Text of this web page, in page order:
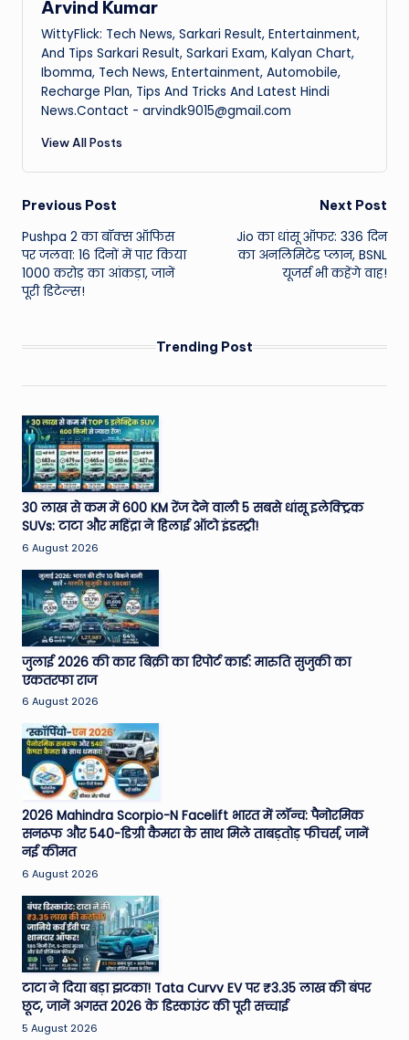
Arvind Kumar
WittyFlick: Tech News, Sarkari Result, Entertainment,
And Tips Sarkari Result, Sarkari Exam, Kalyan Chart,
Ibomma, Tech News, Entertainment, Automobile,
Recharge Plan, Tips And Tricks And Latest Hindi
News.Contact - arvindk9015@gmail.com
View All Posts
Post
navigation
Previous Post
Pushpa 2 का बॉक्स ऑफिस
पर जलवा: 16 दिनों में पार किया
1000 करोड़ का आंकड़ा, जानें
पूरी डिटेल्स!
Next Post
Jio का धांसू ऑफर: 336 दिन
का अनलिमिटेड प्लान, BSNL
यूजर्स भी कहेंगे वाह!
Trending Post
30 लाख से कम में 600 KM रेंज देने वाली 5 सबसे धांसू इलेक्ट्रिक
SUVs: टाटा और महिंद्रा ने हिलाई ऑटो इंडस्ट्री!
6 August 2026
जुलाई 2026 की कार बिक्री का रिपोर्ट कार्ड: मारुति सुजुकी का
एकतरफा राज
6 August 2026
2026 Mahindra Scorpio-N Facelift भारत में लॉन्च: पैनोरमिक
सनरूफ और 540-डिग्री कैमरा के साथ मिले ताबड़तोड़ फीचर्स, जानें
नई कीमत
6 August 2026
टाटा ने दिया बड़ा झटका! Tata Curvv EV पर ₹3.35 लाख की बंपर
छूट, जानें अगस्त 2026 के डिस्काउंट की पूरी सच्चाई
5 August 2026